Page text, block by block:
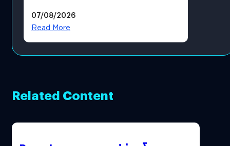
โดยตรง
07/08/2026
Read More
Related Content